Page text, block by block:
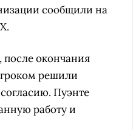
сообщили на
после окончания
решили
Пуэнте
работу и